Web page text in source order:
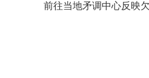
前往当地矛调中心反映